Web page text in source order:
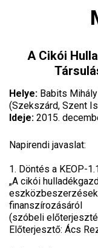
A Cikói
Helye: Babits
(Szekszárd, Szent
Ideje: 2015.
Napirendi javaslat:
1. Döntés a KEOP-
„A cikói
(szóbeli
Előterjesztő: Ács